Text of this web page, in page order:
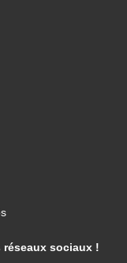
sociaux !